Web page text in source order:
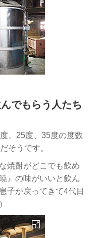
でもらう人たち
、25度、35度の度数
そうです。
焼酎がどこでも飲め
』の味がいいと飲ん
子が戻ってきて4代目